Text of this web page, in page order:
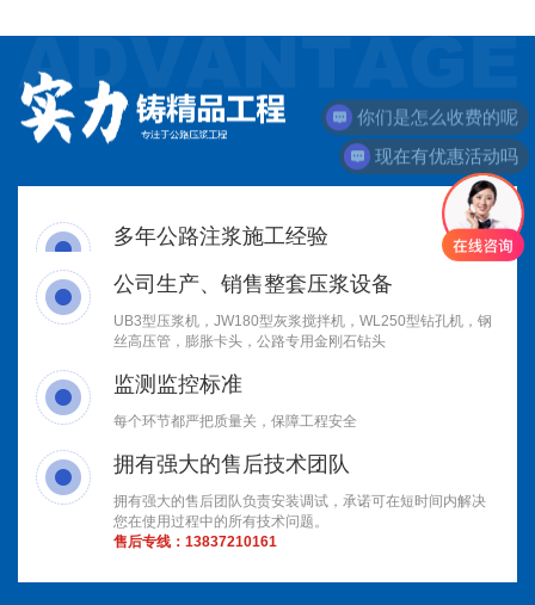
多年公路注浆施工经验
公司生产、销售整套压浆设备
UB3型压浆机，JW180型灰浆搅拌机，WL250型钻孔机，钢
丝高压管，膨胀卡头，公路专用金刚石钻头
监测监控标准
每个环节都严把质量关，保障工程安全
拥有强大的售后技术团队
拥有强大的售后团队负责安装调试，承诺可在短时间内解决
您在使用过程中的所有技术问题。
售后专线： 13837210161
你们是怎么收费的呢
现在有优惠活动吗